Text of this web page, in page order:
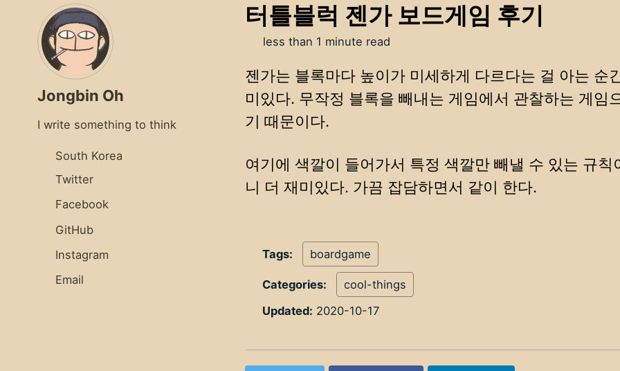
Jongbin Oh
I write something to think
South Korea
Twitter
Facebook
GitHub
Instagram
Email
터틀블럭 젠가 보드게임 후기
less than 1 minute read
젠가는 블록마다 높이가 미세하게 다르다는 걸 아는 순
미있다. 무작정 블록을 빼내는 게임에서 관찰하는 게임
기 때문이다.
여기에 색깔이 들어가서 특정 색깔만 빼낼 수 있는 규칙
니 더 재미있다. 가끔 잡담하면서 같이 한다.
Tags: boardgame
Categories:
cool-things
Updated: 2020-10-17